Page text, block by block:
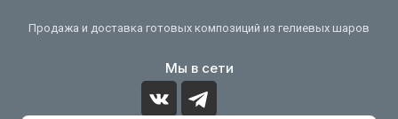
Продажа и доставка готовых композиций из гелиевых шаров
Мы в сети